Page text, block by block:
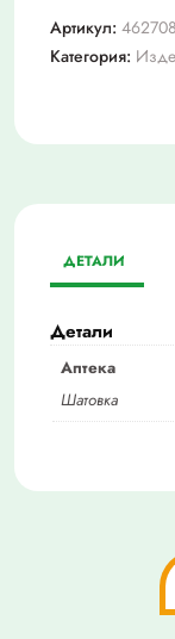
Артикул:
Категория:
ДЕТАЛИ
Детали
Аптека
Шатовка